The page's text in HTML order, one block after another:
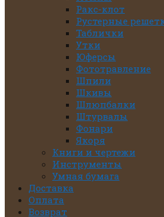
Ракс-клот
Рустерные
Таблички
Утки
Юферсы
Фототравление
Шпили
Шкивы
Шлюпбалки
Штурвалы
Фонари
Якоря
Книги и чертежи
Инструменты
Умная бумага
Доставка
Оплата
Возврат